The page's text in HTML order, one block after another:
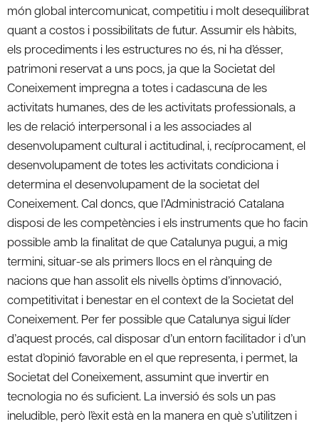
món global intercomunicat, competitiu i molt desequilibrat
quant a costos i possibilitats de futur. Assumir els hàbits,
els procediments i les estructures no és, ni ha d’ésser,
patrimoni reservat a uns pocs, ja que la Societat del
Coneixement impregna a totes i cadascuna de les
activitats humanes, des de les activitats professionals, a
les de relació interpersonal i a les associades al
desenvolupament cultural i actitudinal, i, recíprocament, el
desenvolupament de totes les activitats condiciona i
determina el desenvolupament de la societat del
Coneixement. Cal doncs, que l’Administració Catalana
disposi de les competències i els instruments que ho facin
possible amb la finalitat de que Catalunya pugui, a mig
termini, situar-se als primers llocs en el rànquing de
nacions que han assolit els nivells òptims d’innovació,
competitivitat i benestar en el context de la Societat del
Coneixement. Per fer possible que Catalunya sigui líder
d’aquest procés, cal disposar d’un entorn facilitador i d’un
estat d’opinió favorable en el que representa, i permet, la
Societat del Coneixement, assumint que invertir en
tecnologia no és suficient. La inversió és sols un pas
ineludible, però l’èxit està en la manera en què s’utilitzen i